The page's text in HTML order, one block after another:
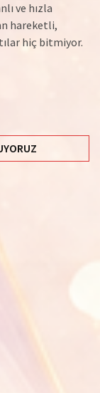
ve hızla
hareketli,
hiç bitmiyor.